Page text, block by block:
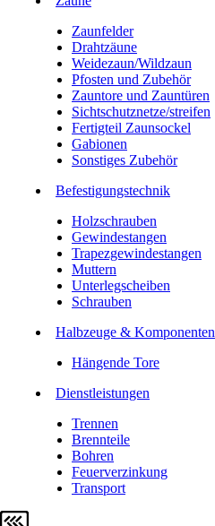
Zaunfelder
Drahtzäune
Weidezaun/Wildzaun
Pfosten und Zubehör
Zauntore und Zauntüren
Sichtschutznetze/streifen
Fertigteil Zaunsockel
Gabionen
Sonstiges Zubehör
Befesti­gungstechnik
Holzschrauben
Gewindestangen
Trapezgewindestangen
Muttern
Unterlegscheiben
Schrauben
Halbzeuge & Komponenten
Hängende Tore
Dienstleistungen
Trennen
Brennteile
Bohren
Feuerverzinkung
Transport